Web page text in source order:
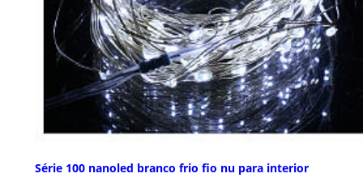
Série 100 nanoled branco frio fio nu para interior